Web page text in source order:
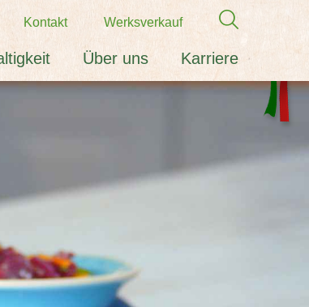
Kontakt Werksverkauf
Über uns Karriere